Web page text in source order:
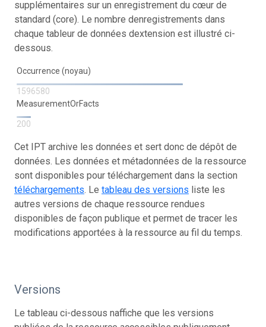
supplémentaires sur un enregistrement du cœur de
standard (core). Le nombre denregistrements dans
chaque tableur de données dextension est illustré ci-
dessous.
Occurrence (noyau)
1596580
MeasurementOrFacts
200
Cet IPT archive les données et sert donc de dépôt de
données. Les données et métadonnées de la ressource
sont disponibles pour téléchargement dans la section
téléchargements. Le tableau des versions liste les
autres versions de chaque ressource rendues
disponibles de façon publique et permet de tracer les
modifications apportées à la ressource au fil du temps.
Versions
Le tableau ci-dessous naffiche que les versions